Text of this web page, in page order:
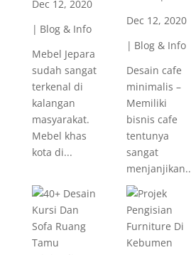
Dec 12, 2020
| Blog & Info
Mebel Jepara
sudah sangat
terkenal di
kalangan
masyarakat.
Mebel khas
kota di...
Dec 12, 2020
| Blog & Info
Desain cafe
minimalis –
Memiliki
bisnis cafe
tentunya
sangat
menjanjikan....